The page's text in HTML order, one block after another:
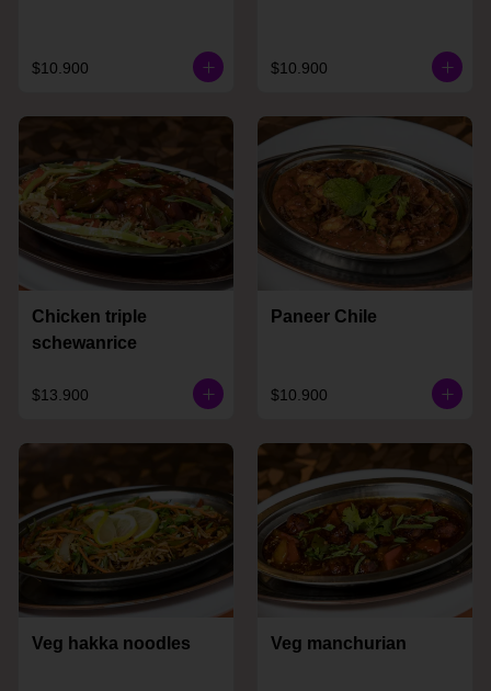
$10.900 $10.900
Chicken triple
schewanrice
$13.900
Paneer Chile
$10.900
Veg hakka noodles Veg manchurian